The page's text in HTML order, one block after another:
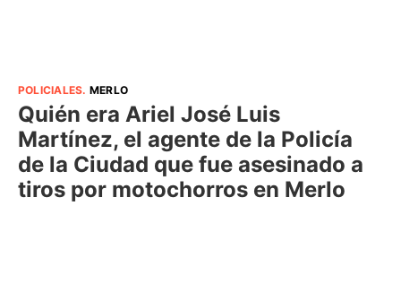
POLICIALES. MERLO
Quién era Ariel José Luis
Martínez, el agente de la Policía
de la Ciudad que fue asesinado a
tiros por motochorros en Merlo